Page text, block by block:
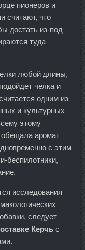
пионеров и
считают, что
достать из-под
туда
любой длины,
челка и
одним из
и культурных
этому
обещала аромат
с этим
беспилотники,
исследования
следует
Керчь с